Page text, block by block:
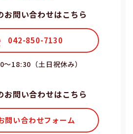
お問い合わせはこちら
042-850-7130
18:30（⼟⽇祝休み）
お問い合わせはこちら
問い合わせフォーム